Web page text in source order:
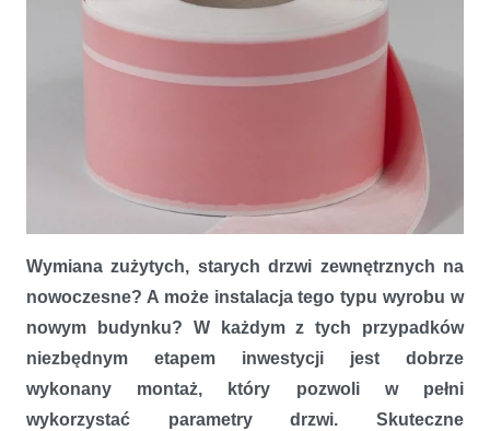
Montaż drzwi zewnętrznych z taśmami
Wymiana zużytych, starych drzwi zewnętrznych na
nowoczesne? A może instalacja tego typu wyrobu w
nowym budynku? W każdym z tych przypadków
niezbędnym etapem inwestycji jest dobrze
wykonany montaż, który pozwoli w pełni
wykorzystać parametry drzwi. Skuteczne